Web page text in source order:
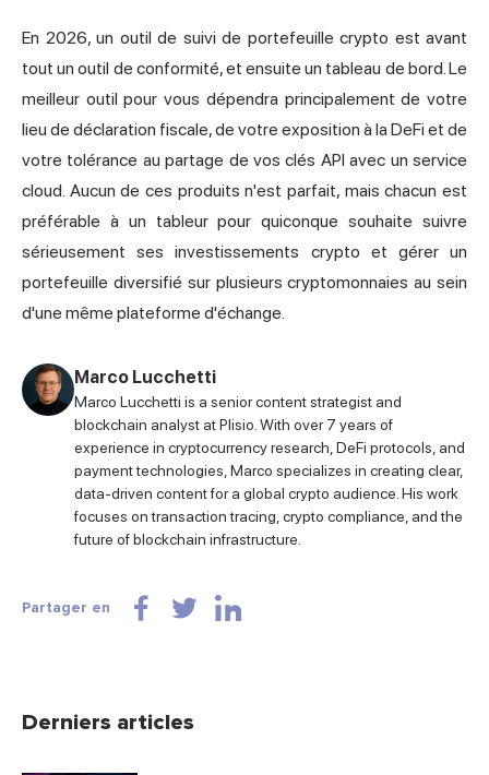
En 2026, un outil de suivi de portefeuille crypto est avant
tout un outil de conformité, et ensuite un tableau de bord. Le
meilleur outil pour vous dépendra principalement de votre
lieu de déclaration fiscale, de votre exposition à la DeFi et de
votre tolérance au partage de vos clés API avec un service
cloud. Aucun de ces produits n'est parfait, mais chacun est
préférable à un tableur pour quiconque souhaite suivre
sérieusement ses investissements crypto et gérer un
portefeuille diversifié sur plusieurscryptomonnaies au sein
d'une même plateforme d'échange.
Marco Lucchetti
Marco Lucchetti is a senior content strategist and
blockchain analyst at Plisio. With over 7 years of
experience in cryptocurrency research, DeFi protocols, and
payment technologies, Marco specializes in creating clear,
data-driven content for a global crypto audience. His work
focuses on transaction tracing, crypto compliance, and the
future of blockchain infrastructure.
Partager en
Derniers articles